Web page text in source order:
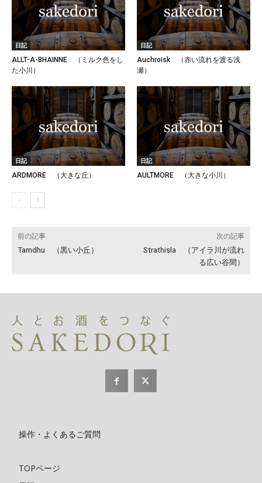
日記
ALLT-A-BHAINNE （ミルク色をし
た小川）
日記
Auchroisk （赤い流れを渡る浅
瀬）
日記
ARDMORE （大きな丘）
日記
AULTMORE （大きな小川）
前の記事
Tamdhu （黒い小丘）
次の記事
Strathisla （アイラ川が流れ
る広い谷間）
操作・よくあるご質問
TOPページ